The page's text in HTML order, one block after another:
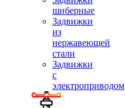
шиберные
Задвижки
из
нержавеющей
стали
Задвижки
с
электроприводом